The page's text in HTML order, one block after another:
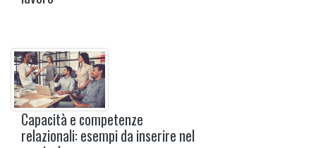
Capacità e competenze
relazionali: esempi da inserire nel